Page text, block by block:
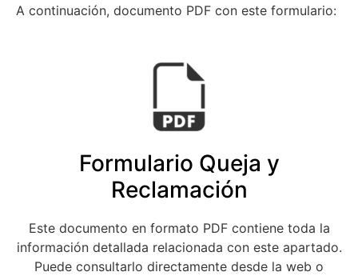
A continuación, documento PDF con este formulario:
Formulario Queja y
Reclamación
Este documento en formato PDF contiene toda la
información detallada relacionada con este apartado.
Puede consultarlo directamente desde la web o